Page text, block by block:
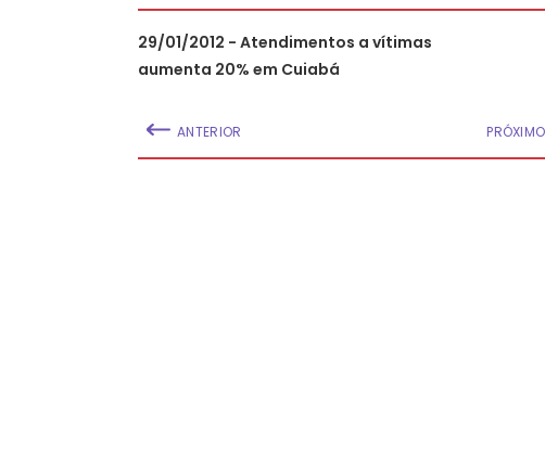
29/01/2012 - Atendimentos a vítimas
aumenta 20% em Cuiabá
ANTERIOR PRÓXIMO